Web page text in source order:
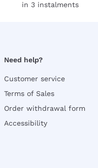
in 3 instalments
Need help?
Customer service
Terms of Sales
Order withdrawal form
Accessibility